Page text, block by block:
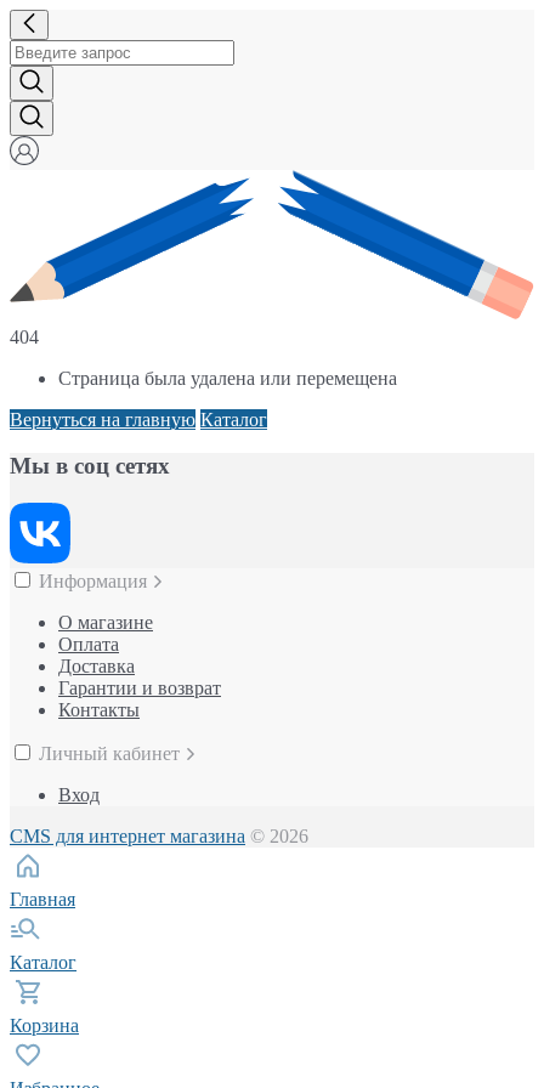
404
Страница была удалена или перемещена
Вернуться на главную Каталог
Мы в соц сетях
Информация
О магазине
Оплата
Доставка
Гарантии и возврат
Контакты
Личный кабинет
Вход
CMS для интернет магазина © 2026
Главная
Каталог
Корзина